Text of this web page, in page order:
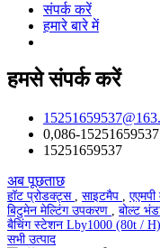
संपर्क करें
हमारे बारे में
हमसे संपर्क करें
0,086-15251659537
15251659537
अब पूछताछ
हॉट प्रोडक्ट्स , साइटमैप , एएमपी
बिटुमेन मेल्टिंग उपकरण , बोल्ट
बैचिंग स्टेशन Lby1000 (80t / H)
सभी उत्पाद